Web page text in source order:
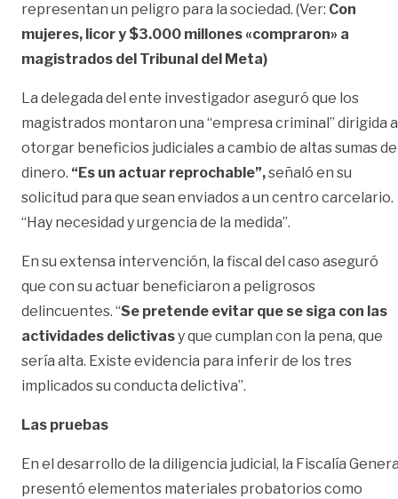
representan un peligro para la sociedad. (Ver: Con
mujeres, licor y $3.000 millones «compraron» a
magistrados del Tribunal del Meta)
La delegada del ente investigador aseguró que los
magistrados montaron una “empresa criminal” dirigida a
otorgar beneficios judiciales a cambio de altas sumas de
dinero. “Es un actuar reprochable”,señaló en su
solicitud para que sean enviados a un centro carcelario.
“Hay necesidad y urgencia de la medida”.
En su extensa intervención, la fiscal del caso aseguró
que con su actuar beneficiaron a peligrosos
delincuentes. “Se pretende evitar que se siga con las
actividades delictivasy que cumplan con la pena, que
sería alta. Existe evidencia para inferir de los tres
implicados su conducta delictiva”.
Las pruebas
En el desarrollo de la diligencia judicial, la Fiscalía
presentó elementos materiales probatorios como